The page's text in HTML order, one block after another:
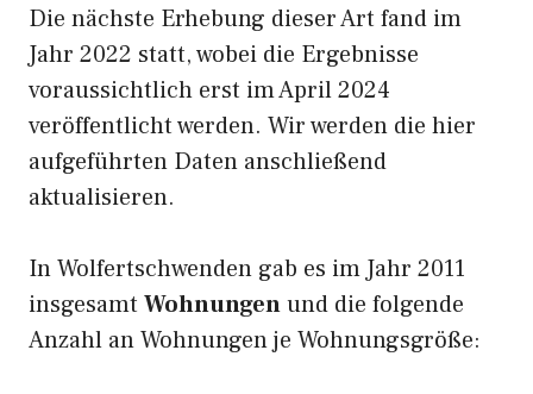
Die nächste Erhebung dieser Art fand im
Jahr 2022 statt, wobei die Ergebnisse
voraussichtlich erst im April 2024
veröffentlicht werden. Wir werden die hier
aufgeführten Daten anschließend
aktualisieren.
In Wolfertschwenden gab es im Jahr 2011
insgesamt Wohnungenund die folgende
Anzahl an Wohnungen je Wohnungsgröße: